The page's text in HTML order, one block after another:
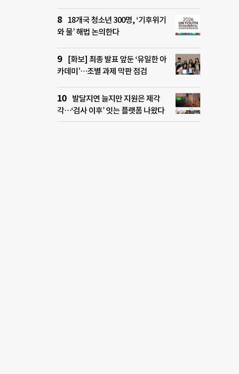
18개국 청소년 300명, ‘기후위기
와 물’ 해법 논의한다
[화보] 최종 발표 앞둔 ‘유일한 아
카데미’…조별 과제 막판 점검
발달지연 늘지만 지원은 제각
각…‘검사 이후’ 잇는 플랫폼 나왔다